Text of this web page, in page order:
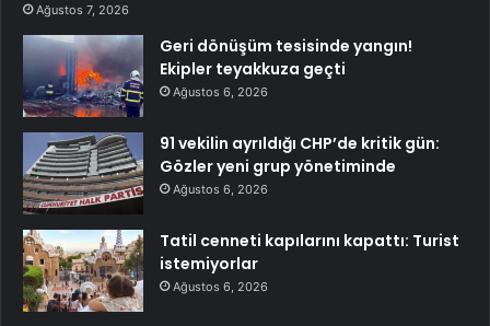
Ağustos 7, 2026
Geri dönüşüm tesisinde yangın!
Ekipler teyakkuza geçti
Ağustos 6, 2026
91 vekilin ayrıldığı CHP’de kritik gün:
Gözler yeni grup yönetiminde
Ağustos 6, 2026
Tatil cenneti kapılarını kapattı: Turist
istemiyorlar
Ağustos 6, 2026